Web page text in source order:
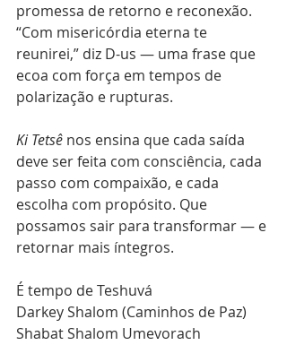
promessa de retorno e reconexão.
“Com misericórdia eterna te
reunirei,” diz D-us — uma frase que
ecoa com força em tempos de
polarização e rupturas.
Ki Tetsê nos ensina que cada saída
deve ser feita com consciência, cada
passo com compaixão, e cada
escolha com propósito. Que
possamos sair para transformar — e
retornar mais íntegros.
É tempo de Teshuvá
Darkey Shalom (Caminhos de Paz)
Shabat Shalom Umevorach